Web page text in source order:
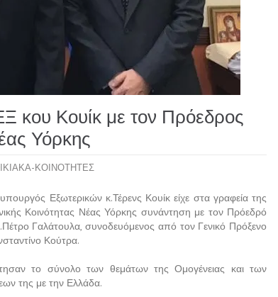
κου Κουίκ με τον Πρόεδρος
Υόρκης
ΚΟΙΝΟΤΗΤΕΣ
Εξωτερικών κ.Τέρενς Κουίκ είχε στα γραφεία της
Κοινότητας Νέας Υόρκης συνάντηση με τον Πρόεδρό
Γαλάτουλα, συνοδευόμενος από τον Γενικό Πρόξενο
Κούτρα.
το σύνολο των θεμάτων της Ομογένειας και των
της με την Ελλάδα.